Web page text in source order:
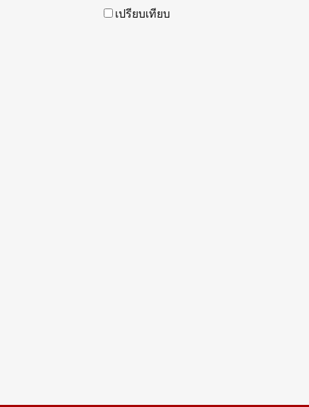
ทนสภาพแวลล้อมการใช้านดี
เปรียบเทียบ